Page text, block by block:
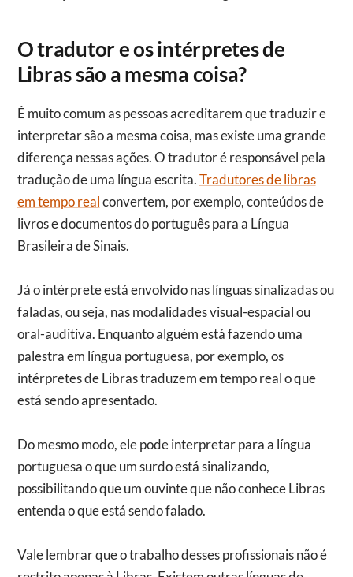
O tradutor e os intérpretes de
Libras são a mesma coisa?
É muito comum as pessoas acreditarem que traduzir e
interpretar são a mesma coisa, mas existe uma grande
diferença nessas ações.O tradutor é responsável pela
tradução de uma língua escrita.Tradutores de libras
em tempo realconvertem, por exemplo, conteúdos de
livros e documentos do português para a Língua
Brasileira de Sinais.
Já o intérprete está envolvido nas línguas sinalizadas ou
faladas, ou seja, nas modalidades visual-espacial ou
oral-auditiva. Enquanto alguém está fazendo uma
palestra em língua portuguesa, por exemplo, os
intérpretes de Libras traduzem em tempo real o que
está sendo apresentado.
Do mesmo modo, ele pode interpretar para a língua
portuguesa o que um surdo está sinalizando,
possibilitando que um ouvinte que não conhece Libras
entenda o que está sendo falado.
Vale lembrar que o trabalho desses profissionais não é